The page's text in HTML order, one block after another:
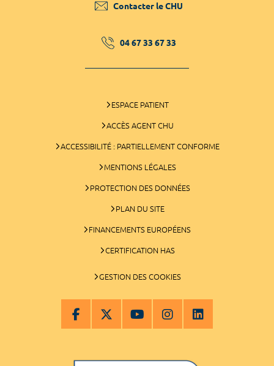
Contacter le CHU
04 67 33 67 33
ESPACE PATIENT
ACCÈS AGENT CHU
ACCESSIBILITÉ : PARTIELLEMENT CONFORME
MENTIONS LÉGALES
PROTECTION DES DONNÉES
PLAN DU SITE
FINANCEMENTS EUROPÉENS
CERTIFICATION HAS
GESTION DES COOKIES